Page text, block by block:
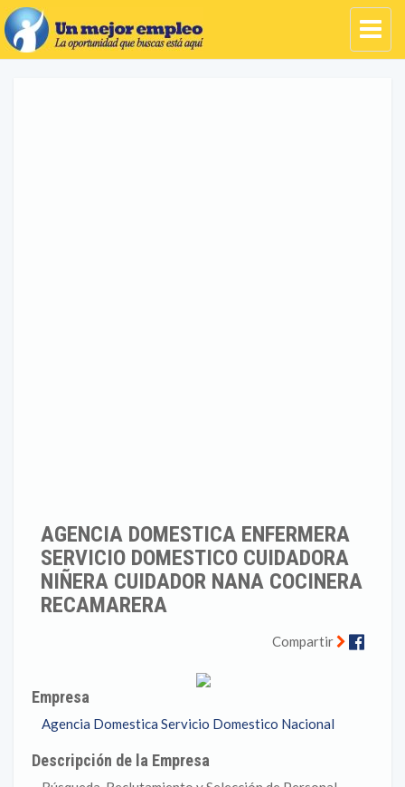
AGENCIA DOMESTICA ENFERMERA
SERVICIO DOMESTICO CUIDADORA
NIÑERA CUIDADOR NANA COCINERA
RECAMARERA
Compartir
Empresa
Agencia Domestica Servicio Domestico Nacional
Descripción de la Empresa